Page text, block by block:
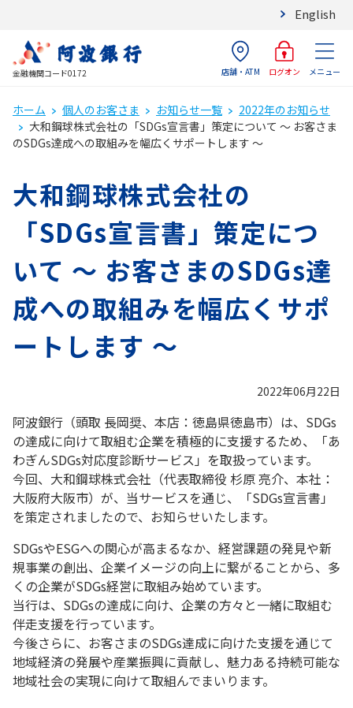
English
金融機関コード0172 店舗・ATM ログオン メニュー
ホーム 個人のお客さま お知らせ一覧
2022年のお知らせ
大和鋼球株式会社の「SDGs宣言書」策定について ～ お客さま
のSDGs達成への取組みを幅広くサポートします ～
大和鋼球株式会社の
「SDGs宣言書」策定につ
いて ～ お客さまのSDGs達
成への取組みを幅広くサポ
ートします ～
2022年06月22日
阿波銀行（頭取 長岡奨、本店：徳島県徳島市）は、SDGs
の達成に向けて取組む企業を積極的に支援するため、「あ
わぎんSDGs対応度診断サービス」を取扱っています。
今回、大和鋼球株式会社（代表取締役 杉原 亮介、本社：
大阪府大阪市）が、当サービスを通じ、「SDGs宣言書」
を策定されましたので、お知らせいたします。
SDGsやESGへの関心が高まるなか、経営課題の発見や新
規事業の創出、企業イメージの向上に繋がることから、多
くの企業がSDGs経営に取組み始めています。
当行は、SDGsの達成に向け、企業の方々と一緒に取組む
伴走支援を行っています。
今後さらに、お客さまのSDGs達成に向けた支援を通じて
地域経済の発展や産業振興に貢献し、魅力ある持続可能な
地域社会の実現に向けて取組んでまいります。